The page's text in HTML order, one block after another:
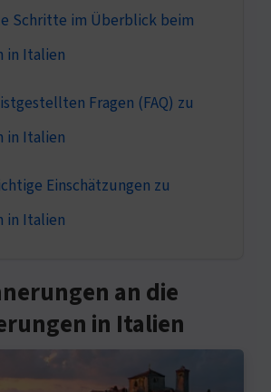
Schritte im Überblick beim
in Italien
Fragen (FAQ) zu
in Italien
Einschätzungen zu
in Italien
an die
in Italien